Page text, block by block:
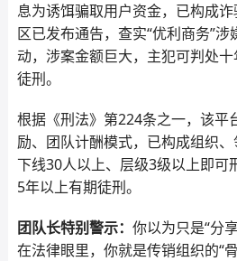
息为诱饵骗取用户资金，已构成
区已发布通告，查实“优利商务”
动，涉案金额巨大，主犯可判处
徒刑。
根据《刑法》第224条之一，该平
励、团队计酬模式，已构成组织
下线30人以上、层级3级以上即可
5年以上有期徒刑。
团队长特别警示： 你以为只是“分
在法律眼里，你就是传销组织的“